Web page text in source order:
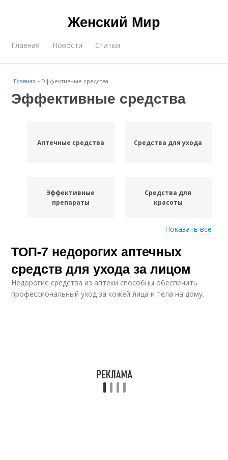
Женский Мир
Главная Новости Статьи
Главная »Эффективные средства
Эффективные средства
Аптечные средства Средства для ухода
Эффективные
препараты
Средства для
красоты
Средства для
проблемной кожи
Средства для
очищения
Показать все
ТОП-7 недорогих аптечных
средств для ухода за лицом
Недорогие средства из аптеки способны обеспечить
профессиональный уход за кожей лица и тела на дому.